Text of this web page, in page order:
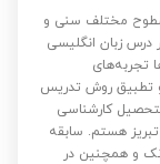
تدریس در سطوح مختلف سنی و
درس زبان انگلیسی
تجربه‌های
و تطبیق روش تدریس
کارشناسی
(رتبه 16) از دانشگاه تبریز هستم. سابقه
و همچنین در